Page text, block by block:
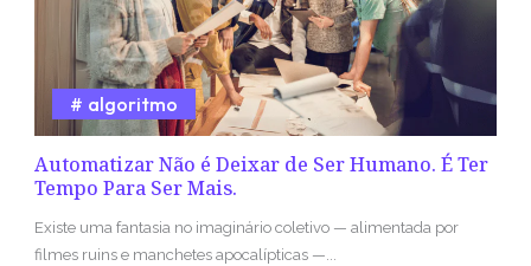
Automatizar Não é Deixar de Ser Humano. É Ter
Tempo Para Ser Mais.
algoritmo
Existe uma fantasia no imaginário coletivo — alimentada por
filmes ruins e manchetes apocalípticas —...